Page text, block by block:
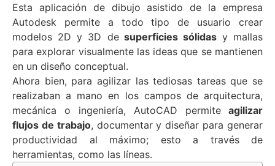
Esta aplicación de dibujo asistido de la empresa
Autodesk permite a todo tipo de usuario crear
modelos 2D y 3D desuperficies sólidasy mallas
para explorar visualmente las ideas que se mantienen
en un diseño conceptual.
Ahora bien, para agilizar las tediosas tareas que se
realizaban a mano en los campos de arquitectura,
mecánica o ingeniería, AutoCAD permite agilizar
flujos de trabajo, documentar y diseñar para generar
productividad al máximo; esto a través de
herramientas, como las líneas.